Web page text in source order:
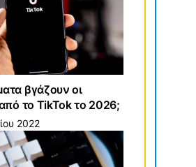
βγάζουν οι
το TikTok το 2026;
2022